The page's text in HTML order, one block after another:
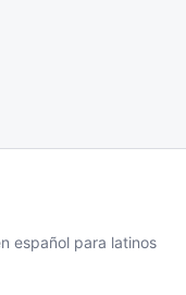
español para latinos